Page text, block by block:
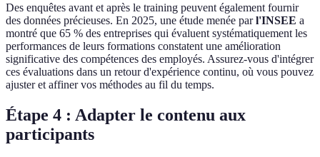
Des enquêtes avant et après le training peuvent également fournir
des données précieuses. En 2025, une étude menée parl'INSEE a
montré que 65 % des entreprises qui évaluent systématiquement les
performances de leurs formations constatent une amélioration
significative des compétences des employés. Assurez-vous d'intégrer
ces évaluations dans un retour d'expérience continu, où vous pouvez
ajuster et affiner vos méthodes au fil du temps.
Étape 4 : Adapter le contenu aux
participants